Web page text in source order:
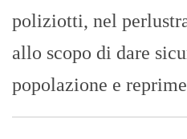
poliziotti, nel
allo scopo di dare
popolazione e